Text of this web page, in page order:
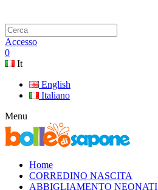
Accesso
0
It
English
Italiano
Menu
Home
CORREDINO NASCITA
ABBIGLIAMENTO NEONATI